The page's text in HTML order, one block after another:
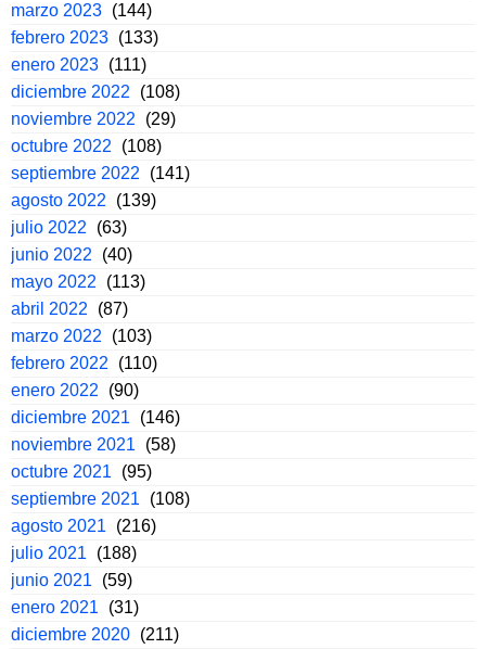
marzo 2023 (144)
febrero 2023 (133)
enero 2023 (111)
diciembre 2022
(108)
noviembre 2022
(29)
octubre 2022
(108)
septiembre 2022
(141)
agosto 2022
(139)
julio 2022
(63)
junio 2022
(40)
mayo 2022
(113)
abril 2022
(87)
marzo 2022
(103)
febrero 2022
(110)
enero 2022
(90)
diciembre 2021
(146)
noviembre 2021
(58)
octubre 2021
(95)
septiembre 2021
(108)
agosto 2021
(216)
julio 2021
(188)
junio 2021
(59)
enero 2021
(31)
diciembre 2020 (211)